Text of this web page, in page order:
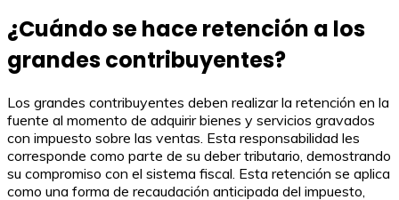
¿Cuándo se hace retención a los
grandes contribuyentes?
Los grandes contribuyentes deben realizar la retención en la
fuente al momento de adquirir bienes y servicios gravados
con impuesto sobre las ventas. Esta responsabilidad les
corresponde como parte de su deber tributario, demostrando
su compromiso con el sistema fiscal. Esta retención se aplica
como una forma de recaudación anticipada del impuesto,